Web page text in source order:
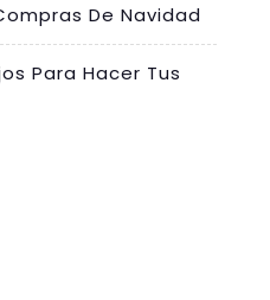
De Navidad
Para Hacer Tus